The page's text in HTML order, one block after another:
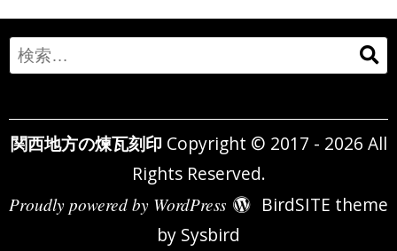
ビ
ゲ
ー
シ
ョ
Search
for:
関西地方の煉瓦刻印 Copyright © 2017 - 2026 All
Rights Reserved.
Proudly powered by WordPress
BirdSITE theme
by Sysbird